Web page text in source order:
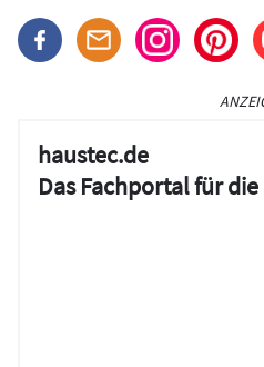
haustec.de
Das Fachportal für